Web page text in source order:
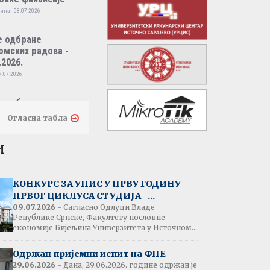
- 08.07.2026
одбране
радова -
одбране
радова -
пословно
- 07.07.2026
испита:
трговина
- 07.07.2026
Огласна табла
КОНКУРС ЗА УПИС У ПРВУ ГОДИНУ
ПРВОГ ЦИКЛУСА СТУДИЈА –...
09.07.2026 - Сагласно Одлуци Владе
Републике Српске, Факултету пословне
економије Бијељина Универзитета у Источном...
Одржан пријемни испит на ФПЕ
29.06.2026 - Дана, 29.06.2026. године одржан је